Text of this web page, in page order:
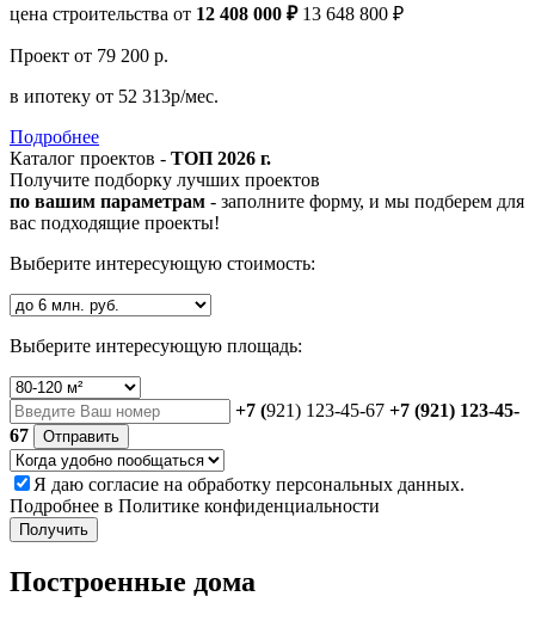
цена строительства от 12 408 000 ₽ 13 648 800 ₽
Проект от 79 200 р.
в ипотеку от 52 313р/мес.
Подробнее
Каталог проектов - ТОП 2026 г.
Получите подборку лучших проектов
по вашим параметрам - заполните форму, и мы подберем для
вас подходящие проекты!
Выберите интересующую стоимость:
Выберите интересующую площадь:
+7 (921) 123-45-67 +7 (921) 123-45-
67
Отправить
Я даю согласие на обработку персональных данных.
Подробнее в Политике конфиденциальности
Получить
Построенные дома